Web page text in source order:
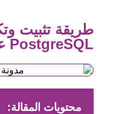
طريقة تثبيت
PostgreSQL على نظام CentOS
محتويات المقالة: